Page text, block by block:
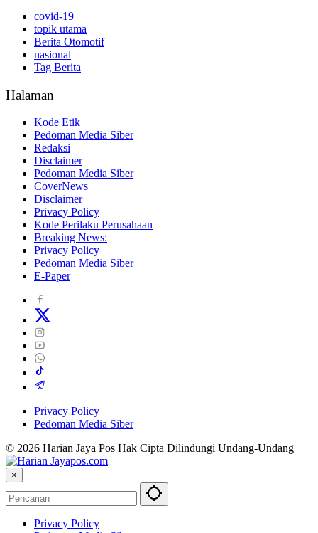
covid-19
topik utama
Berita Otomotif
nasional
Tag Berita
Halaman
Kode Etik
Pedoman Media Siber
Redaksi
Disclaimer
Pedoman Media Siber
CoverNews
Disclaimer
Privacy Policy
Kode Perilaku Perusahaan
Breaking News:
Privacy Policy
Pedoman Media Siber
E-Paper
Privacy Policy
Pedoman Media Siber
© 2026 Harian Jaya Pos Hak Cipta Dilindungi Undang-Undang
×
Privacy Policy